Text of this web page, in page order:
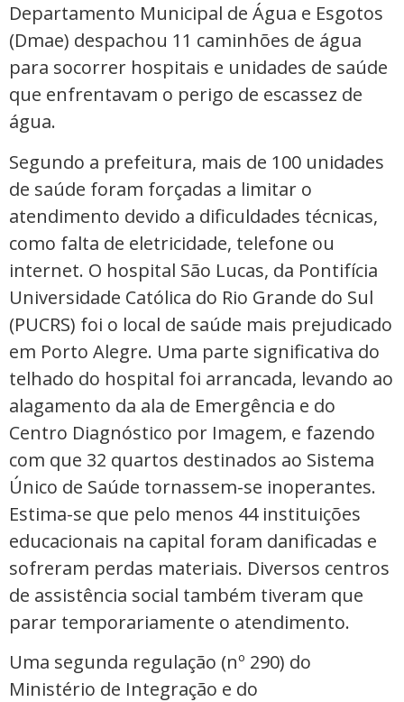
Departamento Municipal de Água e Esgotos
(Dmae) despachou 11 caminhões de água
para socorrer hospitais e unidades de saúde
que enfrentavam o perigo de escassez de
água.
Segundo a prefeitura, mais de 100 unidades
de saúde foram forçadas a limitar o
atendimento devido a dificuldades técnicas,
como falta de eletricidade, telefone ou
internet. O hospital São Lucas, da Pontifícia
Universidade Católica do Rio Grande do Sul
(PUCRS) foi o local de saúde mais prejudicado
em Porto Alegre. Uma parte significativa do
telhado do hospital foi arrancada, levando ao
alagamento da ala de Emergência e do
Centro Diagnóstico por Imagem, e fazendo
com que 32 quartos destinados ao Sistema
Único de Saúde tornassem-se inoperantes.
Estima-se que pelo menos 44 instituições
educacionais na capital foram danificadas e
sofreram perdas materiais. Diversos centros
de assistência social também tiveram que
parar temporariamente o atendimento.
Uma segunda regulação (nº 290) do
Ministério de Integração e do